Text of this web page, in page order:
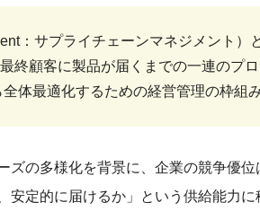
：サプライチェーンマネジメント）
終顧客に製品が届くまでの一連のプ
体最適化するための経営管理の枠組み
ズの多様化を背景に、企業の競争優
安定的に届けるか」という供給能力に